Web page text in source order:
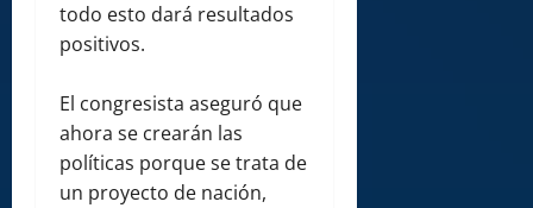
todo esto dará resultados
positivos.
El congresista aseguró que
ahora se crearán las
políticas porque se trata de
un proyecto de nación,